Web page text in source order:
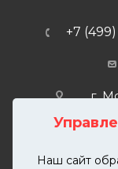
Наш сайт
+7
г.